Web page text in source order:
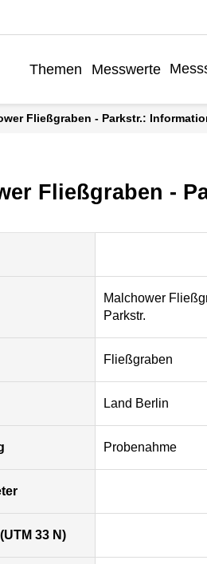
Themen Messwerte
Fließgraben - Parkstr.:
Fließgraben -
Malchower
Parkstr.
Fließgraben
Land Berlin
Probenahme
33 N)